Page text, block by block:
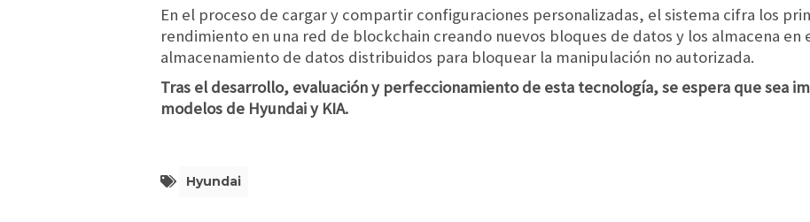
En el proceso de cargar y compartir configuraciones personalizadas, el sistema cifra los
rendimiento en una red de blockchain creando nuevos bloques de datos y los almacena en
almacenamiento de datos distribuidos para bloquear la manipulación no autorizada.
Tras el desarrollo, evaluación y perfeccionamiento de esta tecnología, se espera que sea
modelos de Hyundai y KIA.
Hyundai